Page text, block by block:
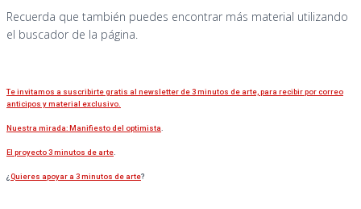
Recuerda que también puedes encontrar más material utilizando
el buscador de la página.
Te invitamos a suscribirte gratis al newsletter de 3 minutos de arte, para recibir por correo
anticipos y material exclusivo.
Nuestra mirada: Manifiesto del optimista
El proyecto 3 minutos de arte
¿Quieres apoyar a 3 minutos de arte?